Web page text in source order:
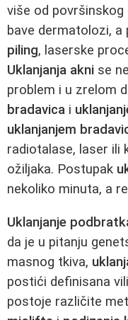
više od površinskog
bave dermatolozi,
piling, laserske
Uklanjanja akni se
problem i u zrelom
bradavica i
uklanjanjem
radiotalase, laser ili
ožiljaka. Postupak
nekoliko minuta, a
Uklanjanje
da je u pitanju
masnog tkiva,
postići definisana
postoje različite